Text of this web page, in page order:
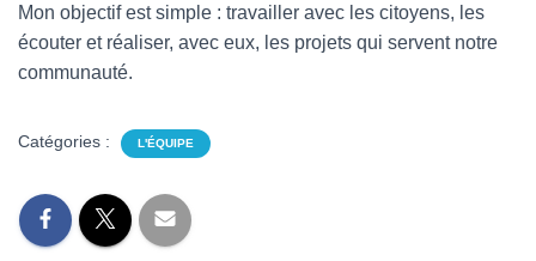
Mon objectif est simple : travailler avec les citoyens, les
écouter et réaliser, avec eux, les projets qui servent notre
communauté.
Catégories : L'ÉQUIPE